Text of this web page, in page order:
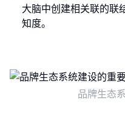
大脑中创建相关联的联
知度。
品牌生态